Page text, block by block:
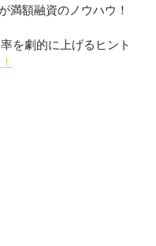
満額融資のノウハウ！
を劇的に上げるヒント